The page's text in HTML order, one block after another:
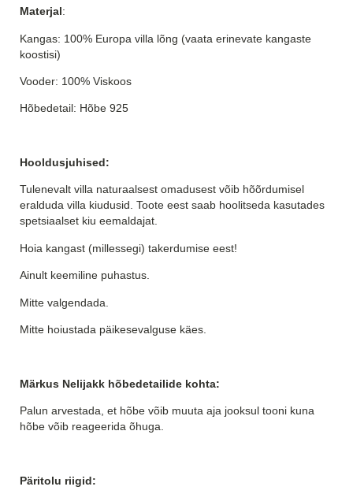
Materjal:
Kangas: 100% Europa villa lõng (vaata erinevate kangaste
koostisi)
Vooder: 100% Viskoos
Hõbedetail: Hõbe 925
Hooldusjuhised:
Tulenevalt villa naturaalsest omadusest võib hõõrdumisel
eralduda villa kiudusid. Toote eest saab hoolitseda kasutades
spetsiaalset kiu eemaldajat.
Hoia kangast (millessegi) takerdumise eest!
Ainult keemiline puhastus.
Mitte valgendada.
Mitte hoiustada päikesevalguse käes.
Märkus Nelijakk hõbedetailide kohta:
Palun arvestada, et hõbe võib muuta aja jooksul tooni kuna
hõbe võib reageerida õhuga.
Päritolu riigid: